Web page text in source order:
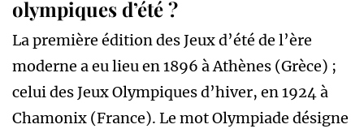
olympiques d’été ?
La première édition des Jeux d’été de l’ère
moderne a eu lieu en 1896 à Athènes (Grèce) ;
celui des Jeux Olympiques d’hiver, en 1924 à
Chamonix (France). Le mot Olympiade désigne